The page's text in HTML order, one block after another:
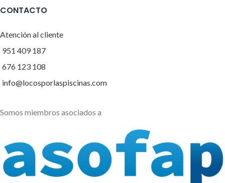
CONTACTO
Atención al cliente
951 409 187
676 123 108
info@locosporlaspiscinas.com
Somos miembros asociados a